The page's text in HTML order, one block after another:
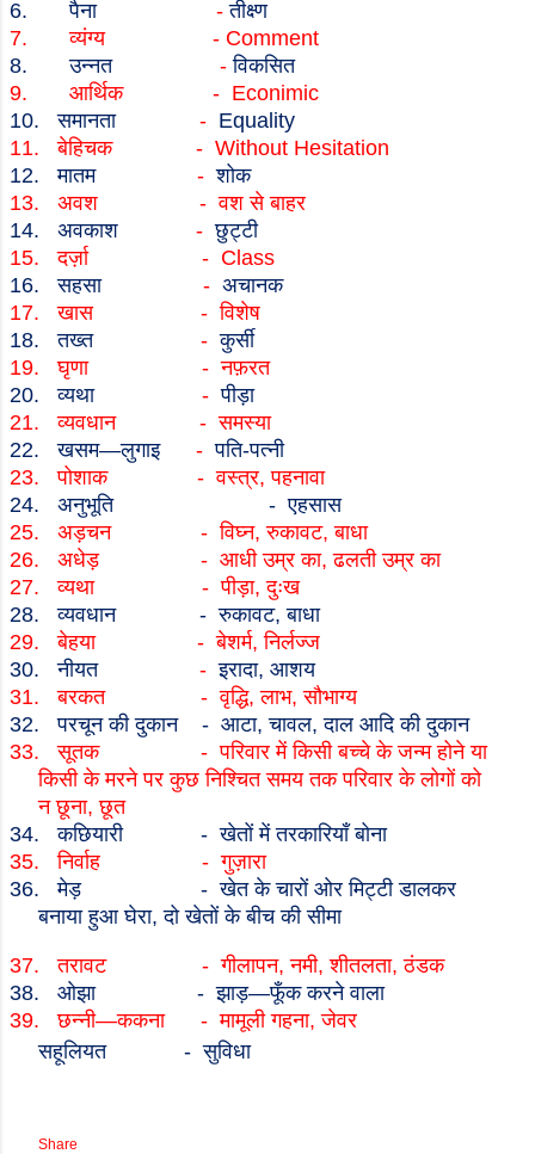
6.
पैना - तीक्ष्ण
7.
व्यंग्य - Comment
8.
उन्नत - विकसित
9.
आर्थिक - Econimic
10.
समानता - Equality
11.
बेहिचक - Without Hesitation
12.
मातम - शोक
13.
अवश - वश से बाहर
14.
अवकाश - छुट्टी
15.
दर्ज़ा - Class
16.
सहसा - अचानक
17.
खास - विशेष
18.
तख्त - कुर्सी
19.
घृणा - नफ़रत
20.
व्यथा - पीड़ा
21.
व्यवधान - समस्या
22.
खसम—लुगाइ - पति-पत्नी
23.
पोशाक -वस्त्र,पहनावा
24.
अनुभूति -एहसास
25.
अड़चन -विघ्न,रुकावट,बाधा
26.
अधेड़ - आधी उम्र का,ढलती उम्र का
27.
व्यथा -पीड़ा,दुःख
28.
व्यवधान -रुकावट,बाधा
29.
बेहया - बेशर्म,निर्लज्ज
30.
नीयत - इरादा, आशय
31.
बरकत -वृद्धि,लाभ,सौभाग्य
32.
परचून की दुकान - आटा,चावल,दाल आदि की दुकान
33.
सूतक -परिवार में किसी बच्चे के जन्म होने या
किसी के मरने पर कुछ निश्चित समय तक परिवार के लोगों को
न छूना,छूत
34.
कछियारी -खेतों में तरकारियाँ बोना
35.
निर्वाह -गुज़ारा
36.
मेड़ -खेत के चारों ओर मिट्टी डालकर
बनाया हुआ घेरा,दो खेतों के बीच की सीमा
37. तरावट -गीलापन,नमी,शीतलता,ठंडक
38.
ओझा -झाड़—फूँक करने वाला
39.
छन्नी—ककना -मामूली गहना,जेवर
सहूलियत
-सुविधा
Share